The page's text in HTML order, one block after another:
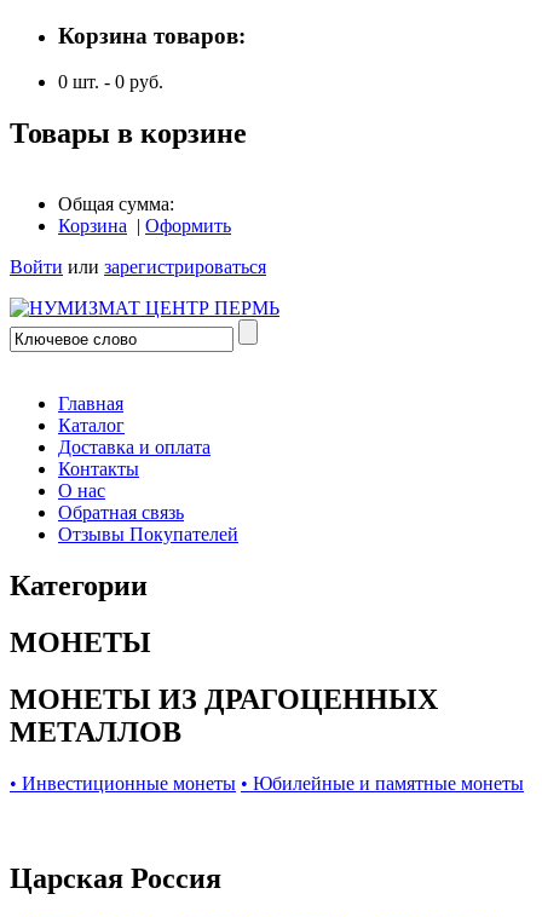
Корзина товаров:
0 шт. - 0 руб.
Товары в корзине
Общая сумма:
Корзина | Оформить
Войти или зарегистрироваться
Главная
Каталог
Доставка и оплата
Контакты
О нас
Обратная связь
Отзывы Покупателей
Категории
МОНЕТЫ
МОНЕТЫ ИЗ ДРАГОЦЕННЫХ
МЕТАЛЛОВ
• Инвестиционные монеты • Юбилейные и памятные монеты
Царская Россия